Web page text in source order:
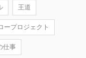
王道
ープロジェクト
仕事